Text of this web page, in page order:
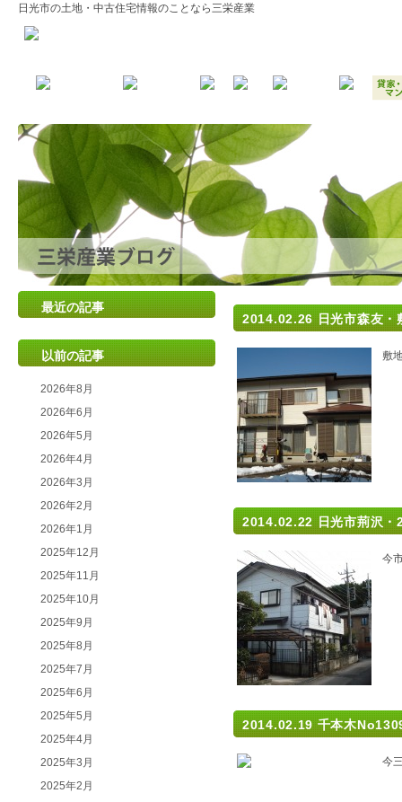
日光市の土地・中古住宅情報のことなら三栄産業
2014.02.26 日光市森友・
敷
2014.02.22 日光市荊沢・
今
2014.02.19 千本木
今
最近の記事
以前の記事
2026年8月
2026年6月
2026年5月
2026年4月
2026年3月
2026年2月
2026年1月
2025年12月
2025年11月
2025年10月
2025年9月
2025年8月
2025年7月
2025年6月
2025年5月
2025年4月
2025年3月
2025年2月